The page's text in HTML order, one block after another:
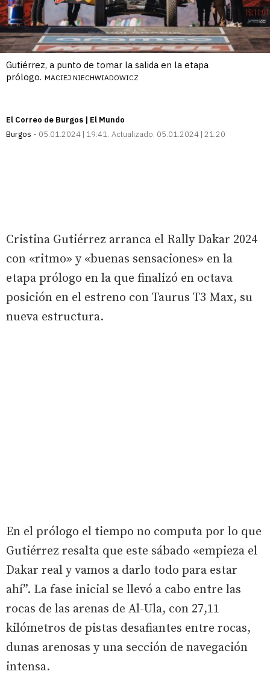
Gutiérrez, a punto de tomar la salida en la etapa
prólogo. MACIEJ NIECHWIADOWICZ
El Correo de Burgos | El Mundo
Burgos
05.01.2024 | 19:41 Actualizado: 05.01.2024 | 21:20
Cristina Gutiérrez arranca el Rally Dakar 2024
con «ritmo» y «buenas sensaciones» en la
etapa prólogo en la que finalizó en octava
posición en el estreno con Taurus T3 Max, su
nueva estructura.
En el prólogo el tiempo no computa por lo que
Gutiérrez resalta que este sábado «empieza el
Dakar real y vamos a darlo todo para estar
ahí”. La fase inicial se llevó a cabo entre las
rocas de las arenas de Al-Ula, con 27,11
kilómetros de pistas desafiantes entre rocas,
dunas arenosas y una sección de navegación
intensa.